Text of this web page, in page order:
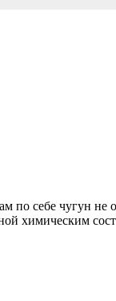
по себе чугун не
химическим